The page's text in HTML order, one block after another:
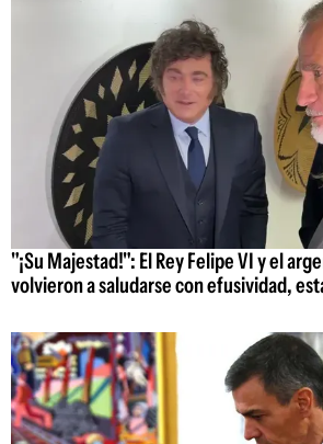
"¡Su Majestad!": El Rey Felipe VI y el
volvieron a saludarse con efusividad,